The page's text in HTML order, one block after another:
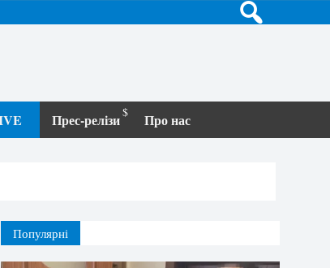
Прес-релізи Про нас
Популярні